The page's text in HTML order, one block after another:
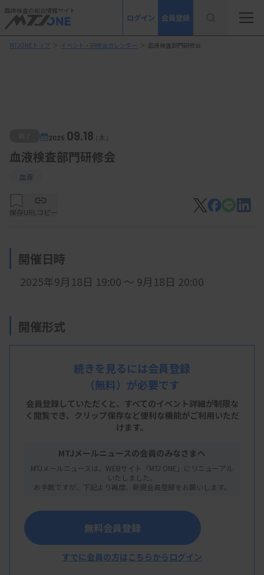
臨床検査の総合情報サイト
ログイン 会員登録
MTJONEトップ ＞ イベント・研修会カレンダー ＞ 血液検査部門研修会
2025. 09.18（木）
血液検査部門研修会
血液
保存URLコピー
開催日時
2025年9月18日 19:00 ～ 9月18日 20:00
開催形式
LIVE配信
LIVE配信
沖縄県臨床検査技師会
概 要
【プログラム】
・末梢血液像の基礎
続きを見るには会員登録
（無料）が必要です
会員登録していただくと、すべてのイベント詳細が制限な
く閲覧でき、 クリップ保存など便利な機能がご利用いただ
けます。
MTJメールニュースの会員のみなさまへ
MTJメールニュースは、WEBサイト「MTJ ONE」にリニューアル
いたしました。
お手数ですが、下記より再度、新規会員登録をお願いします。
無料会員登録
すでに会員の方はこちらからログイン